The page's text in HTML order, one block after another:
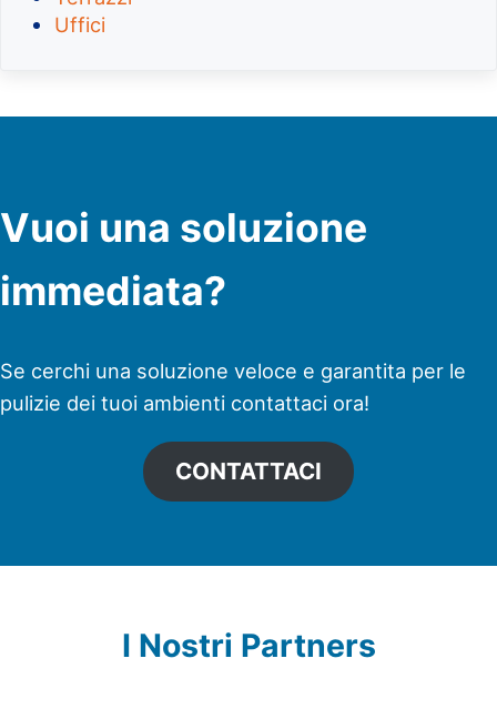
Uffici
Vuoi una soluzione
immediata?
Se cerchi una soluzione veloce e garantita per le
pulizie dei tuoi ambienti contattaci ora!
CONTATTACI
I Nostri Partners